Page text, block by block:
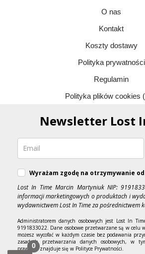
O nas
Kontakt
Koszty dostawy
Polityka prywatności
Regulamin
Polityka plików cookies
Newsletter Lost
Wyrażam zgodę na otrzymywanie od
Lost In Time Marcin Martyniuk NIP:
informacji marketingowych o produktach i
wydawnictwem Lost In Time za pośrednictwem
Administratorem danych osobowych jest Lost In
9191833022. Dane osobowe przetwarzane są w celu
możesz wycofać w każdym czasie bez podawania
zasadach przetwarzania danych osobowych, w
prawach, znajduje się w Polityce Prywatności.
0